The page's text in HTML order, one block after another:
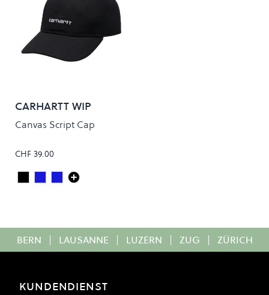
CARHARTT WIP
Canvas Script Cap
CHF 39.00
Colour
Black/White
JUPITER/WHITE
DEEP NIGHT/GENTLE GREEN
BERN | LAUSANNE | LUZERN | ZUG | ZÜRICH
KUNDENDIENST